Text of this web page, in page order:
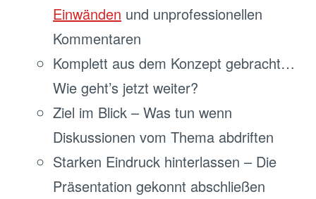
Einwänden und unprofessionellen
Kommentaren
Komplett aus dem Konzept gebracht…
Wie geht’s jetzt weiter?
Ziel im Blick – Was tun wenn
Diskussionen vom Thema abdriften
Starken Eindruck hinterlassen – Die
Präsentation gekonnt abschließen